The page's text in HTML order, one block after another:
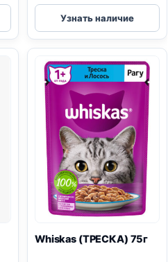
Whiskas
(КУРИЦА)
75г
Узнать наличие
Whiskas (ТРЕСКА) 75г